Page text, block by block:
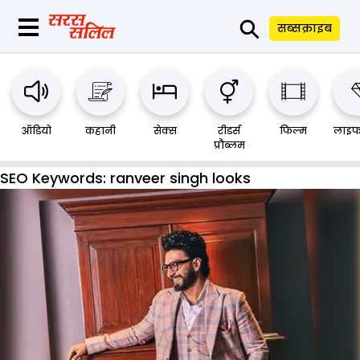
⚲ सब्सक्राइब
ऑडियो कहानी सेक्स
रीडर्स
प्रौब्लम
फिल्म
SEO Keywords: ranveer singh looks